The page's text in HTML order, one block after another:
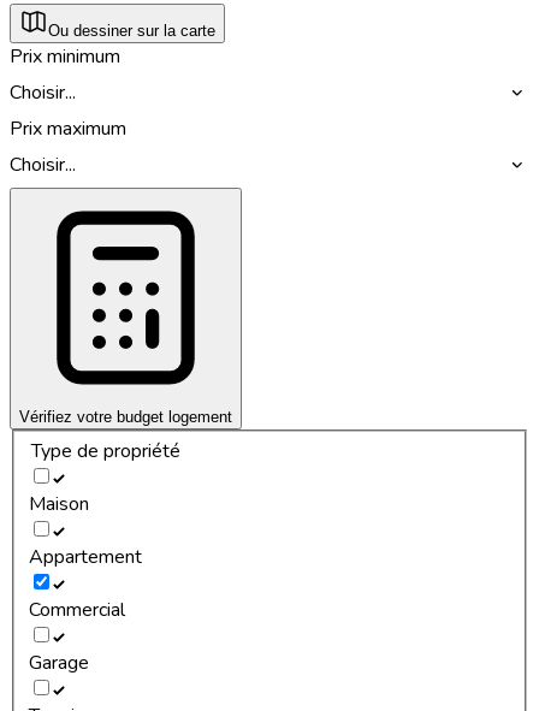
Ou dessiner sur la carte
Prix minimum
Choisir...
Prix maximum
Choisir...
Vérifiez votre budget logement
Type de propriété
Maison
Appartement
Commercial
Garage